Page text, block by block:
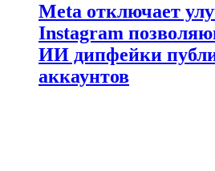
Meta отключает
Instagram
ИИ дипфейки
аккаунтов